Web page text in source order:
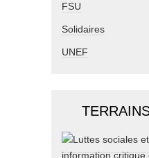
FSU
Solidaires
UNEF